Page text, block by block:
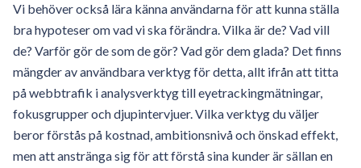
Vi behöver också lära känna användarna för att kunna ställa
bra hypoteser om vad vi ska förändra. Vilka är de? Vad vill
de? Varför gör de som de gör? Vad gör dem glada? Det finns
mängder av användbara verktyg för detta, allt ifrån att titta
på webbtrafik i analysverktyg till eyetrackingmätningar,
fokusgrupper och djupintervjuer. Vilka verktyg du väljer
beror förstås på kostnad, ambitionsnivå och önskad effekt,
men att anstränga sig för att förstå sina kunder är sällan en